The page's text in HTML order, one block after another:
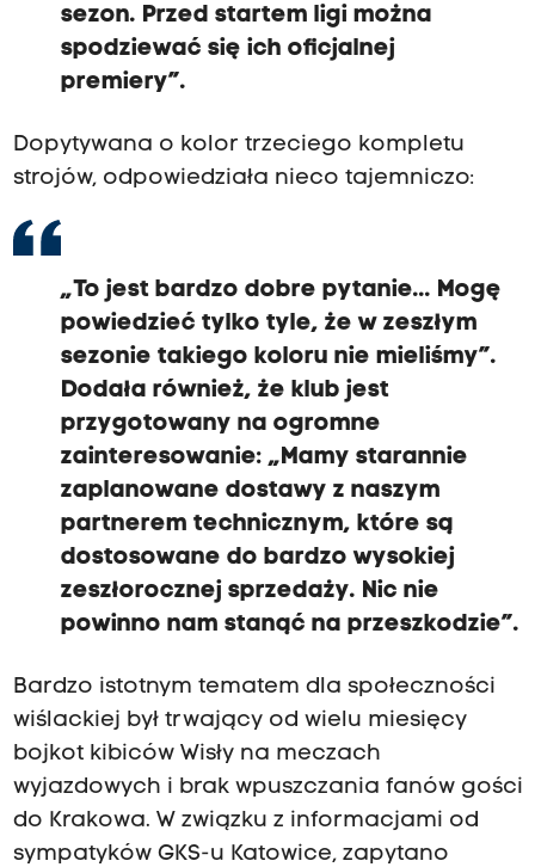
sezon. Przed startem ligi można
spodziewać się ich oficjalnej
premiery”.
Dopytywana o kolor trzeciego kompletu
strojów, odpowiedziała nieco tajemniczo:
„To jest bardzo dobre pytanie... Mogę
powiedzieć tylko tyle, że w zeszłym
sezonie takiego koloru nie mieliśmy”.
Dodała również, że klub jest
przygotowany na ogromne
zainteresowanie: „Mamy starannie
zaplanowane dostawy z naszym
partnerem technicznym, które są
dostosowane do bardzo wysokiej
zeszłorocznej sprzedaży. Nic nie
powinno nam stanąć na przeszkodzie”.
Bardzo istotnym tematem dla społeczności
wiślackiej był trwający od wielu miesięcy
bojkot kibiców Wisły na meczach
wyjazdowych i brak wpuszczania fanów gości
do Krakowa. W związku z informacjami od
sympatyków GKS-u Katowice, zapytano